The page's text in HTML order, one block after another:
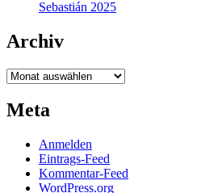
Sebastián 2025
Archiv
Archiv
Meta
Anmelden
Eintrags-Feed
Kommentar-Feed
WordPress.org